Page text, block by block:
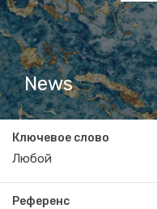
News
Ключевое слово
Референс